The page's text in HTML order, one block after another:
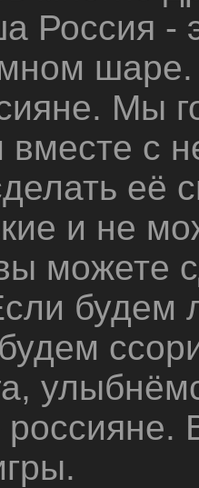
Россия -
Мы
с
её
и не
можете
будем